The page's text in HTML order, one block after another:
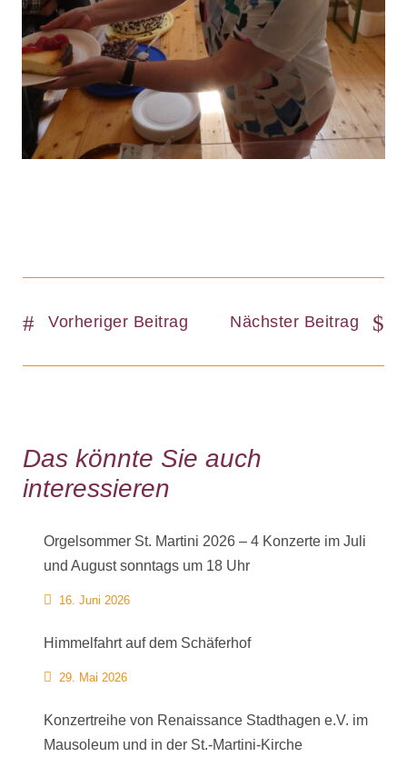
Vorheriger Beitrag Nächster Beitrag
Das könnte Sie auch
interessieren
Orgelsommer St. Martini 2026 – 4 Konzerte im Juli
und August sonntags um 18 Uhr
16. Juni 2026
Himmelfahrt auf dem Schäferhof
29. Mai 2026
Konzertreihe von Renaissance Stadthagen e.V. im
Mausoleum und in der St.-Martini-Kirche